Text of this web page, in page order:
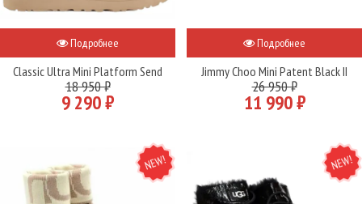
Подробнее
Classic Ultra Mini Platform Send
18 950 ₽
9 290 ₽
Подробнее
Jimmy Choo Mini Patent Black II
26 950 ₽
11 990 ₽
NEW NEW